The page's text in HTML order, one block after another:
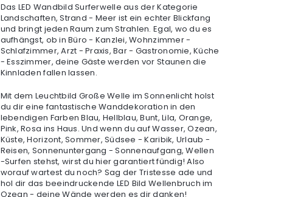
Das LED Wandbild Surferwelle aus der Kategorie
Landschaften, Strand - Meer ist ein echter Blickfang
und bringt jeden Raum zum Strahlen. Egal, wo du es
aufhängst, ob in Büro - Kanzlei, Wohnzimmer -
Schlafzimmer, Arzt - Praxis, Bar - Gastronomie, Küche
- Esszimmer, deine Gäste werden vor Staunen die
Kinnladen fallen lassen.
Mit dem Leuchtbild Große Welle im Sonnenlicht holst
du dir eine fantastische Wanddekoration in den
lebendigen Farben Blau, Hellblau, Bunt, Lila, Orange,
Pink, Rosa ins Haus. Und wenn du auf Wasser, Ozean,
Küste, Horizont, Sommer, Südsee - Karibik, Urlaub -
Reisen, Sonnenuntergang - Sonnenaufgang, Wellen
-Surfen stehst, wirst du hier garantiert fündig! Also
worauf wartest du noch? Sag der Tristesse ade und
hol dir das beeindruckende LED Bild Wellenbruch im
Ozean - deine Wände werden es dir danken!